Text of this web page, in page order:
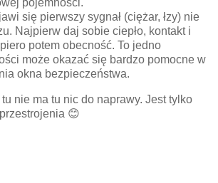
się pierwszy sygnał (ciężar, łzy) nie
Najpierw daj sobie ciepło, kontakt i
potem obecność. To jedno
może okazać się bardzo pomocne w
okna bezpieczeństwa.
tu nie ma tu nic do naprawy. Jest tylko
😊